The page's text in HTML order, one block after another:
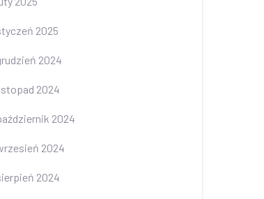
2025
2024
2024
2024
2024
2024